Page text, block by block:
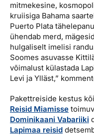
mitmekesine,
kruiisiga Bahama
Puerto Plata
ühendab merd,
hulgaliselt imelisi
Soomes asuvasse
võimalust külastada
Levi ja Ylläst,”
Pakettreiside kestus
Reisid Miamisse
Dominikaani Vabariiki
Lapimaa reisid